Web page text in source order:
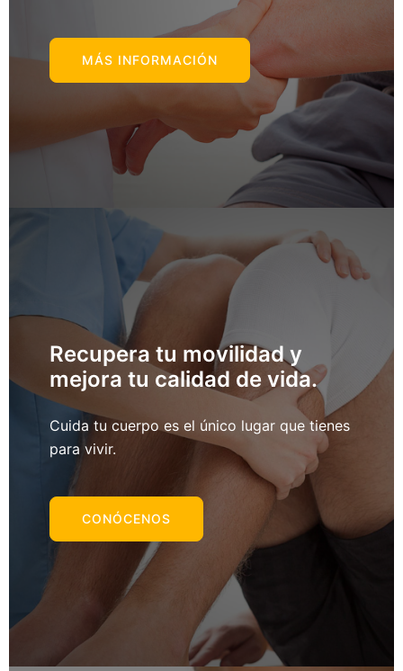
MÁS INFORMACIÓN
Recupera tu movilidad y
mejora tu calidad de vida.
Cuida tu cuerpo es el único lugar que tienes
para vivir.
CONÓCENOS